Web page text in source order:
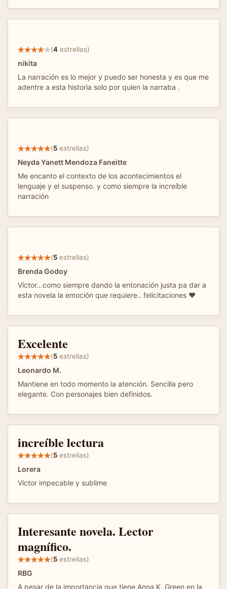
(4 estrellas)
nikita
La narración es lo mejor y puedo ser honesta y es que me
adentre a esta historia solo por quien la narraba .
(5 estrellas)
Neyda Yanett Mendoza Faneitte
Me encanto el contexto de los acontecimientos el
lenguaje y el suspenso. y como siempre la increíble
narración
(5 estrellas)
Brenda Godoy
Víctor...como siempre dando la entonación justa pa dar a
esta novela la emoción que requiere.. felicitaciones ❤️
Excelente
(5 estrellas)
Leonardo M.
Mantiene en todo momento la atención. Sencilla pero
elegante. Con personajes bien definidos.
increíble lectura
(5 estrellas)
Lorera
Victor impecable y sublime
Interesante novela. Lector
magnífico.
(5 estrellas)
RBG
A pesar de la importancia que tiene Anna K. Green en la